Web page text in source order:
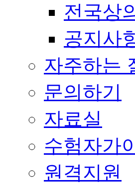
전국상
공지사
자주하는
문의하기
자료실
수험자가
원격지원